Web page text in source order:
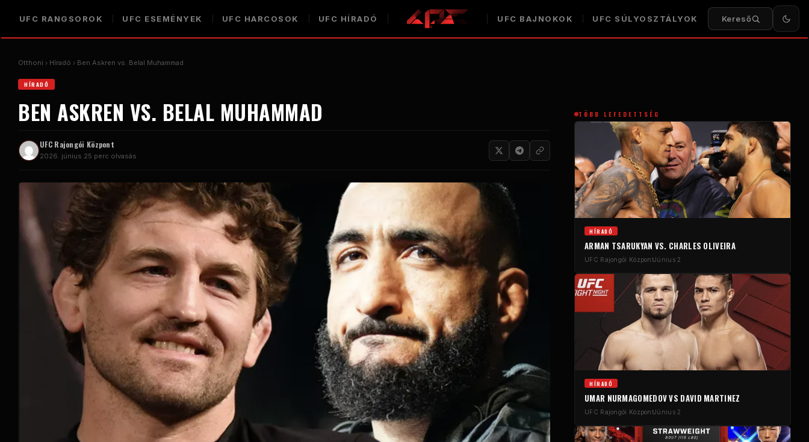
UFC RANGSOROK UFC ESEMÉNYEK UFC HARCOSOK UFC HÍRADÓ UFC BAJNOKOK UFC SÚLYOSZTÁLYOK Kereső
Otthoni Híradó Ben Askren vs. Belal Muhammad
HÍRADÓ
BEN ASKREN VS. BELAL MUHAMMAD
UFCRajongói Központ
2026. június 25 perc olvasás
TÖBB LEFEDETTSÉG
HÍRADÓ
ARMAN TSARUKYAN VS. CHARLES OLIVEIRA
UFC Rajongói KözpontJúnius 2
HÍRADÓ
UMAR NURMAGOMEDOV VS DAVID MARTINEZ
UFC Rajongói KözpontJúnius 2